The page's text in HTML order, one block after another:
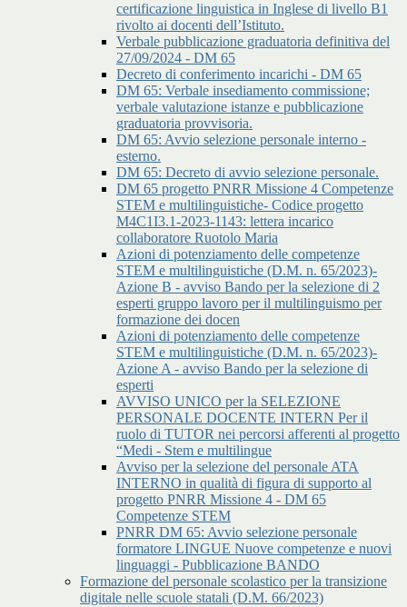
certificazione linguistica in Inglese di livello B1
rivolto ai docenti dell’Istituto.
Verbale pubblicazione graduatoria definitiva del
27/09/2024 - DM 65
Decreto di conferimento incarichi - DM 65
DM 65: Verbale insediamento commissione;
verbale valutazione istanze e pubblicazione
graduatoria provvisoria.
DM 65: Avvio selezione personale interno -
esterno.
DM 65: Decreto di avvio selezione personale.
DM 65 progetto PNRR Missione 4 Competenze
STEM e multilinguistiche- Codice progetto
M4C1I3.1-2023-1143: lettera incarico
collaboratore Ruotolo Maria
Azioni di potenziamento delle competenze
STEM e multilinguistiche (D.M. n. 65/2023)-
Azione B - avviso Bando per la selezione di 2
esperti gruppo lavoro per il multilinguismo per
formazione dei docen
Azioni di potenziamento delle competenze
STEM e multilinguistiche (D.M. n. 65/2023)-
Azione A - avviso Bando per la selezione di
esperti
AVVISO UNICO per la SELEZIONE
PERSONALE DOCENTE INTERN Per il
ruolo di TUTOR nei percorsi afferenti al progetto
“Medi - Stem e multilingue
Avviso per la selezione del personale ATA
INTERNO in qualità di figura di supporto al
progetto PNRR Missione 4 - DM 65
Competenze STEM
PNRR DM 65: Avvio selezione personale
formatore LINGUE Nuove competenze e nuovi
linguaggi - Pubblicazione BANDO
Formazione del personale scolastico per la transizione
digitale nelle scuole statali (D.M. 66/2023)